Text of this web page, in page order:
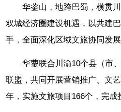
华蓥山，地跨巴蜀，横贯
双城经济圈建设机遇，以共建
手，全面深化区域文旅协同发展
华蓥联合川渝10个县（市
联盟，共同开展营销推广、文
年，实施文旅项目166个，完成